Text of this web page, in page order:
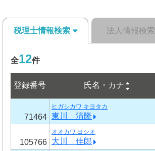
税理士情報検索 法人情報検索
全12件
登録番号 氏名・カナ
71464
ヒガシカワ キヨタカ
東川 清隆
105766
オオカワ ヨシオ
大川 佳郎